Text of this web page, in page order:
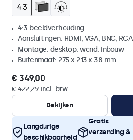
4:3 beeldverhouding
Aansluitingen: HDMI, VGA, BNC, RCA
Montage: desktop, wand, inbouw
Buitenmaat: 275 x 213 x 38 mm
€ 349,00
€ 422,29 incl. btw
Bekijken
Langdurige
beschikbaarheid
Gratis
verzending &